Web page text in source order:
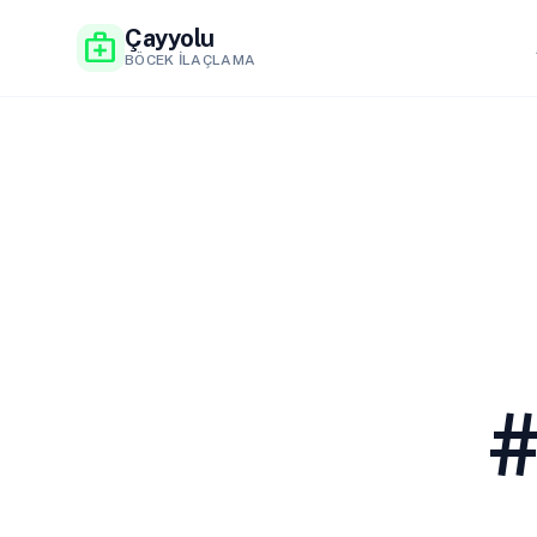
medical_services Çayyolu
BÖCEK İLAÇLAMA